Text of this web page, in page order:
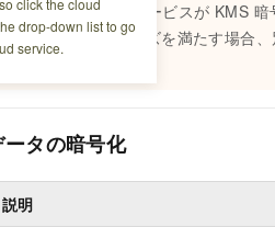
click the cloud
drop-down list to go
service.
Alibaba Cloud サービスが KMS
マスターキーがニーズを満たす場合
タの暗号化
説明